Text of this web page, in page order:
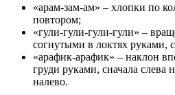
«арам-зам-ам» – хлопки по
повтором;
«гули-гули-гули-гули» –
согнутыми в локтях руками,
«арафик-арафик» – наклон
груди руками, сначала слева
налево.